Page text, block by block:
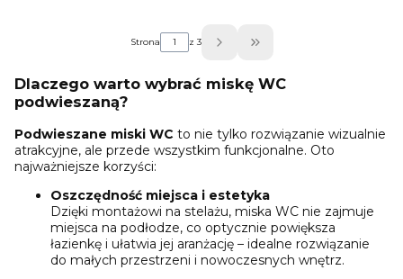
Strona z 3
Przejdź do ostatniej
Dlaczego warto wybrać miskę WC
podwieszaną?
Podwieszane miski WC to nie tylko rozwiązanie wizualnie
atrakcyjne, ale przede wszystkim funkcjonalne. Oto
najważniejsze korzyści:
Oszczędność miejsca i estetyka
Dzięki montażowi na stelażu, miska WC nie zajmuje
miejsca na podłodze, co optycznie powiększa
łazienkę i ułatwia jej aranżację – idealne rozwiązanie
do małych przestrzeni i nowoczesnych wnętrz.